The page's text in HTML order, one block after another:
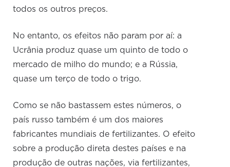
todos os outros preços.
No entanto, os efeitos não param por aí: a
Ucrânia produz quase um quinto de todo o
mercado de milho do mundo; e a Rússia,
quase um terço de todo o trigo.
Como se não bastassem estes números, o
país russo também é um dos maiores
fabricantes mundiais de fertilizantes. O efeito
sobre a produção direta destes países e na
produção de outras nações, via fertilizantes,